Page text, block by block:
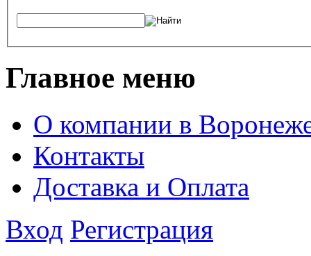
Главное меню
О компании в
Контакты
Доставка и Оплата
Вход Регистрация